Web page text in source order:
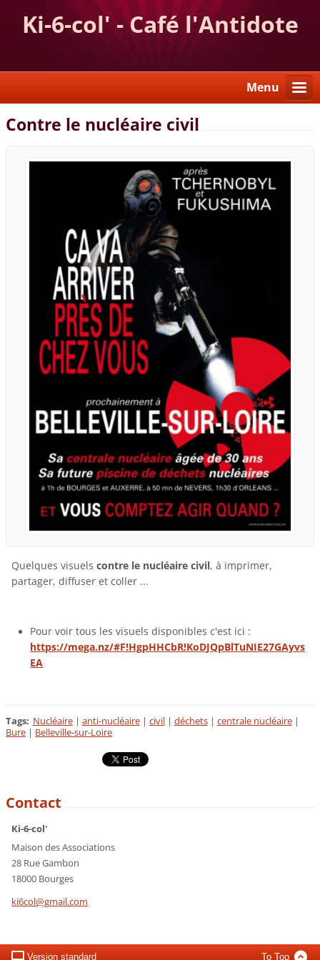
Ki-6-col' - Café l'Antidote
Menu
Contre le nucléaire civil
Quelques visuelscontre le nucléaire civil, à imprimer,
partager, diffuser et coller ...
Pour voir tous les visuels disponibles c'est ici :
https://mega.nz/#F!HgpHHCbR!KoDJQpBlTuNIE27GAyvs
EA
Tags: Nucléaire | anti-nucléaire | civil | déchets | centrale nucléaire |
Bure | Belleville-sur-Loire
Contact
Ki-6-col'
Maison des Associations
28 Rue Gambon
18000 Bourges
ki6col@gmail.com
Version standard To Top